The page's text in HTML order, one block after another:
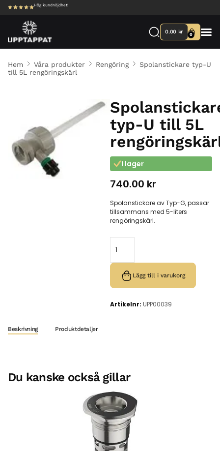
Hög kundnöjdhet!
0.00 kr 0
Hem Våra produkter Rengöring
Spolanstickare typ-U
till 5L rengöringskärl
typ-U till 5L
I lager
740.00 kr
Spolanstickare av Typ-G, passar
tillsammans med 5-liters
rengöringskärl.
Lägg till i varukorg
Artikelnr: UPP00039
Beskrivning Produktdetaljer
Du kanske också gillar